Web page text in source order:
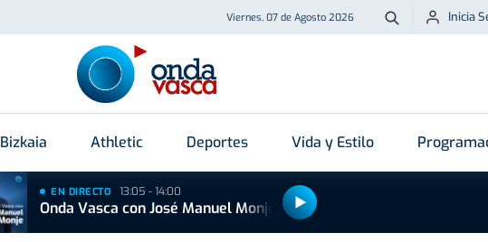
Viernes, 07 de Agosto 2026 Buscar
Inicia
Bizkaia Athletic Deportes Vida y Estilo
EN DIRECTO 13:05 - 14:00
Onda Vasca con José Manuel Monje